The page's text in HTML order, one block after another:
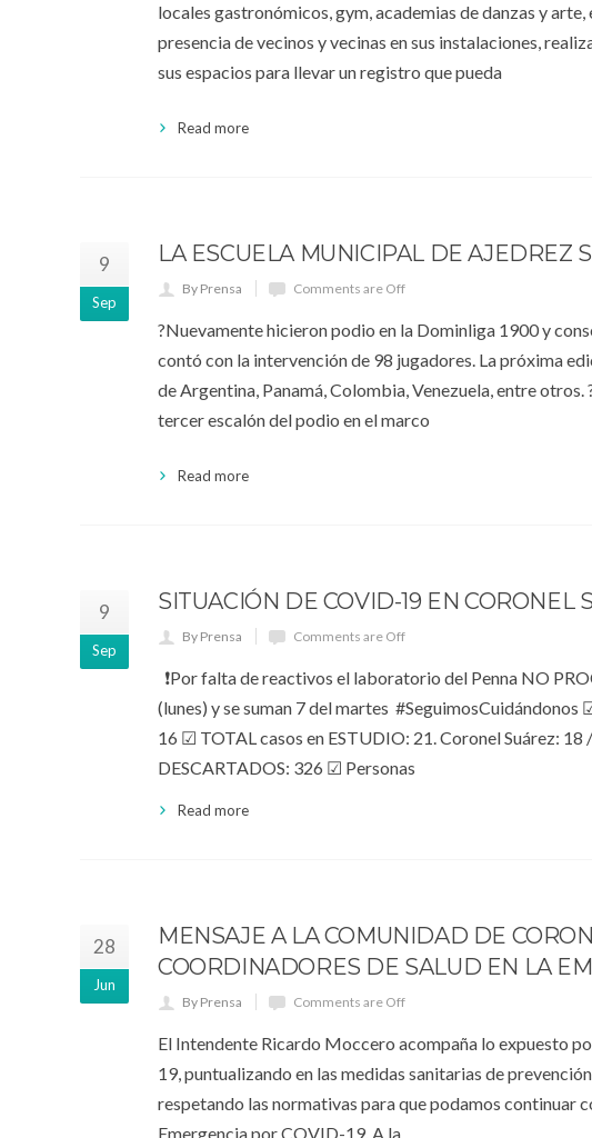
locales gastronómicos, gym, academias de danzas y
presencia de vecinos y vecinas en sus instalaciones,
sus espacios para llevar un registro que pueda
Read more
9
Sep
LA ESCUELA MUNICIPAL DE AJEDREZ
By Prensa Comments are Off
?Nuevamente hicieron podio en la Dominliga 1900 y
contó con la intervención de 98 jugadores. La próxima
de Argentina, Panamá, Colombia, Venezuela, entre
tercer escalón del podio en el marco
Read more
9
Sep
SITUACIÓN DE COVID-19 EN CORONEL
By Prensa Comments are Off
❗Por falta de reactivos el laboratorio del Penna NO
(lunes) y se suman 7 del martes
16 ☑ TOTAL casos en ESTUDIO: 21. Coronel Suárez:
DESCARTADOS: 326 ☑ Personas
Read more
28
Jun
MENSAJE A LA COMUNIDAD DE
COORDINADORES DE SALUD EN LA
By Prensa Comments are Off
El Intendente Ricardo Moccero acompaña lo expuesto
19, puntualizando en las medidas sanitarias de
respetando las normativas para que podamos continuar
Emergencia por COVID-19. A la